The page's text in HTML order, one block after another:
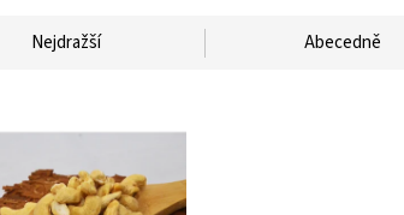
Nejdražší Abecedně